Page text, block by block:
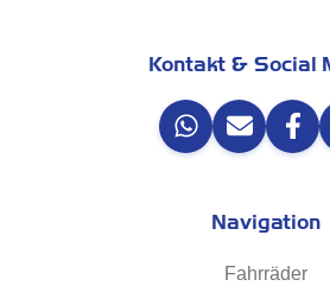
Kontakt & Social
Navigation
Fahrräder